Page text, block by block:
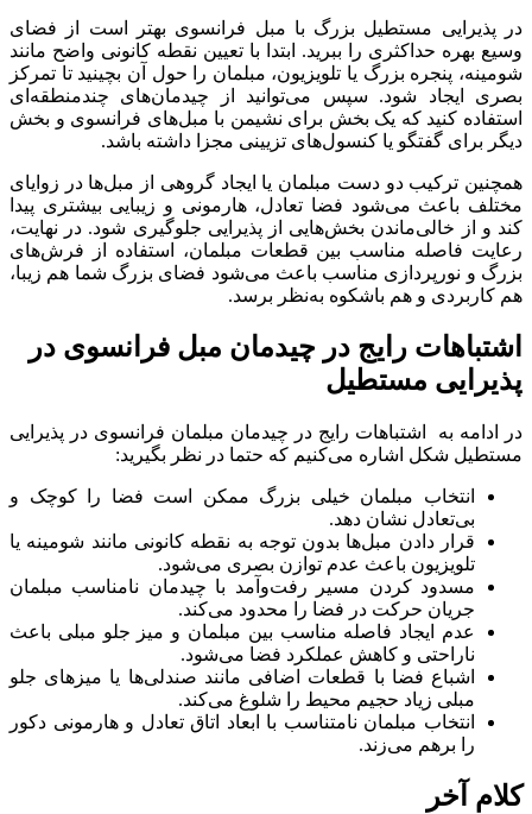
در پذیرایی مستطیل بزرگ با مبل فرانسوی بهتر است از فضای
وسیع بهره حداکثری را ببرید. ابتدا با تعیین نقطه کانونی واضح مانند
شومینه، پنجره بزرگ یا تلویزیون، مبلمان را حول آن بچینید تا تمرکز
بصری ایجاد شود. سپس می‌توانید از چیدمان‌های چندمنطقه‌ای
استفاده کنید که یک بخش برای نشیمن با مبل‌های فرانسوی و بخش
دیگر برای گفتگو یا کنسول‌های تزیینی مجزا داشته باشد.
همچنین ترکیب دو دست مبلمان یا ایجاد گروهی از مبل‌ها در زوایای
مختلف باعث می‌شود فضا تعادل، هارمونی و زیبایی بیشتری پیدا
کند و از خالی‌ماندن بخش‌هایی از پذیرایی جلوگیری شود. در نهایت،
رعایت فاصله مناسب بین قطعات مبلمان، استفاده از فرش‌های
بزرگ و نورپردازی مناسب باعث می‌شود فضای بزرگ شما هم زیبا،
هم کاربردی و هم باشکوه به‌نظر برسد.
اشتباهات رایج در چیدمان مبل فرانسوی در
پذیرایی مستطیل
در ادامه به اشتباهات رایج در چیدمان مبلمان فرانسوی در پذیرایی
مستطیل شکل اشاره می‌کنیم که حتما در نظر بگیرید:
انتخاب مبلمان خیلی بزرگ ممکن است فضا را کوچک و
بی‌تعادل نشان دهد.
قرار دادن مبل‌ها بدون توجه به نقطه کانونی مانند شومینه یا
تلویزیون باعث عدم توازن بصری می‌شود.
مسدود کردن مسیر رفت‌وآمد با چیدمان نامناسب مبلمان
جریان حرکت در فضا را محدود می‌کند.
عدم ایجاد فاصله مناسب بین مبلمان و میز جلو مبلی باعث
ناراحتی و کاهش عملکرد فضا می‌شود.
اشباع فضا با قطعات اضافی مانند صندلی‌ها یا میزهای جلو
مبلی زیاد حجیم محیط را شلوغ می‌کند.
انتخاب مبلمان نامتناسب با ابعاد اتاق تعادل و هارمونی دکور
را برهم می‌زند.
کلام آخر